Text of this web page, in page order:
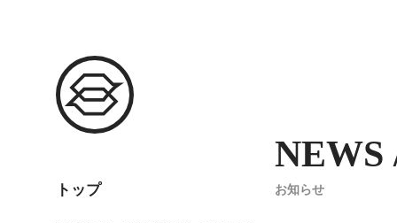
トップ
NEWS
お知らせ